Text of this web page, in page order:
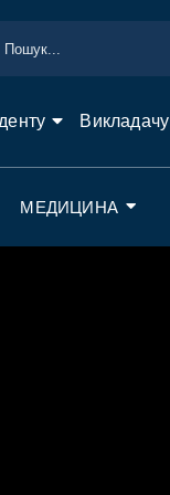
Викладачу
МЕДИЦИНА